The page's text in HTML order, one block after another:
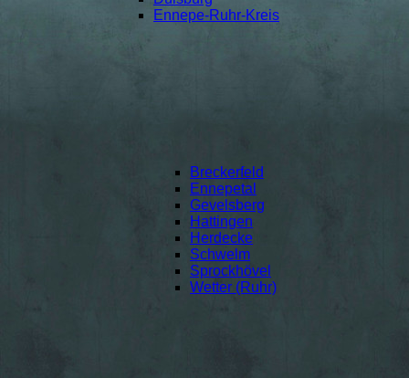
Ennepe-Ruhr-Kreis
Breckerfeld
Ennepetal
Gevelsberg
Hattingen
Herdecke
Schwelm
Sprockhövel
Wetter (Ruhr)